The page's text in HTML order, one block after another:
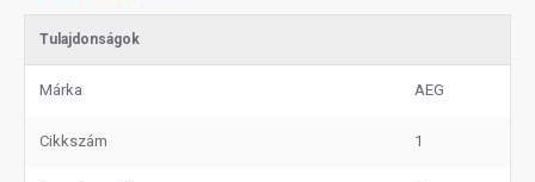
Tulajdonságok
Márka AEG
Cikkszám 1